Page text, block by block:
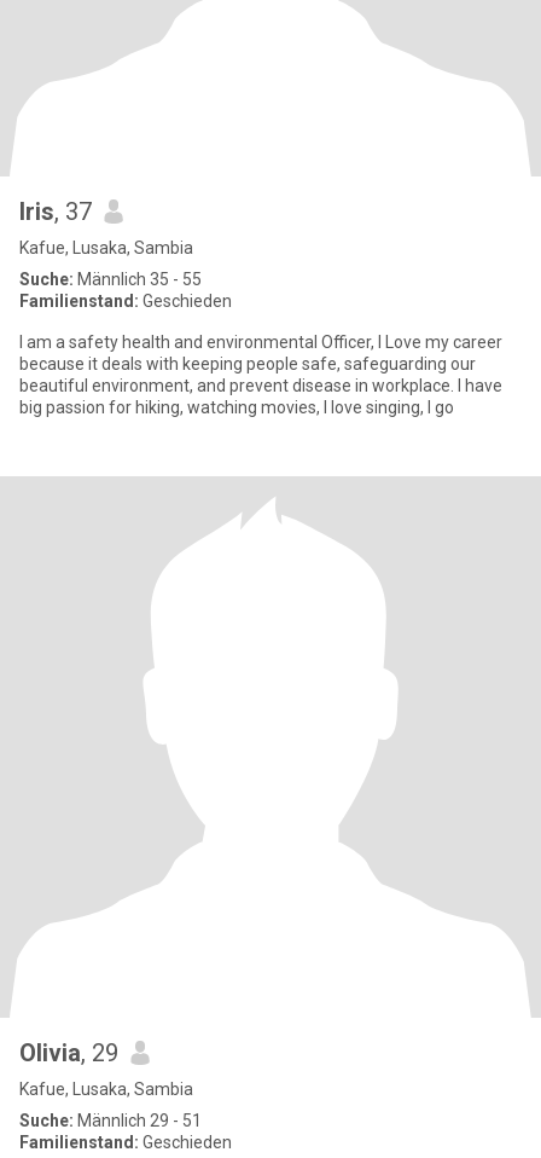
Iris, 37
Kafue, Lusaka, Sambia
Suche: Männlich 35 - 55
Familienstand: Geschieden
I am a safety health and environmental Officer, I Love my career
because it deals with keeping people safe, safeguarding our
beautiful environment, and prevent disease in workplace. I have
big passion for hiking, watching movies, I love singing, I go
Olivia, 29
Kafue, Lusaka, Sambia
Suche: Männlich 29 - 51
Familienstand: Geschieden